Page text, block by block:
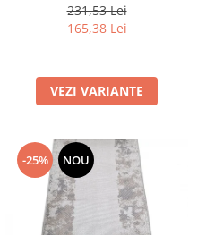
231,53 Lei
165,38 Lei
VEZI VARIANTE
-25% NOU